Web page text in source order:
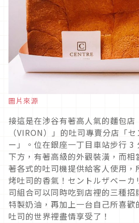
圖片來源
接這是在涉谷有著高人氣的麵包店
（VIRON）」的吐司專賣分店「
ー」。位在銀座一丁目車站步行 3
下方，有著高級的外觀裝潢，而相
著各式的吐司機提供給客人使用，
烤吐司的香氣！セントルザベーカ
司組合可以同時吃到店裡的三種招
特製奶油，再加上一台自己所喜歡
吐司的世界裡盡情享受了！